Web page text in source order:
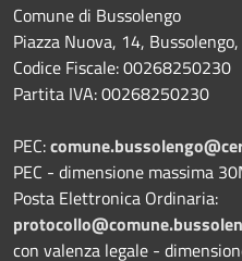
Comune di Bussolengo
Piazza Nuova, 14,
Codice Fiscale: 00268250230
Partita IVA: 00268250230
PEC:
PEC - dimensione massima
Posta Elettronica Ordinaria:
con valenza legale -